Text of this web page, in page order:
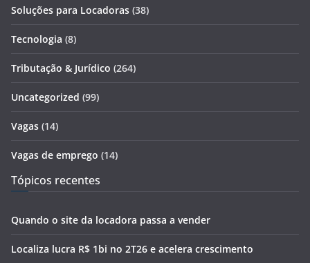
Soluções para Locadoras (38)
Tecnologia (8)
Tributação & Jurídico (264)
Uncategorized (99)
Vagas (14)
Vagas de emprego (14)
Tópicos recentes
Quando o site da locadora passa a vender
Localiza lucra R$ 1bi no 2T26 e acelera crescimento